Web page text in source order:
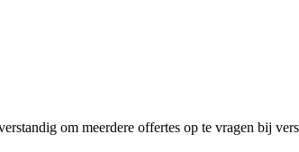
om meerdere offertes op te vragen bij